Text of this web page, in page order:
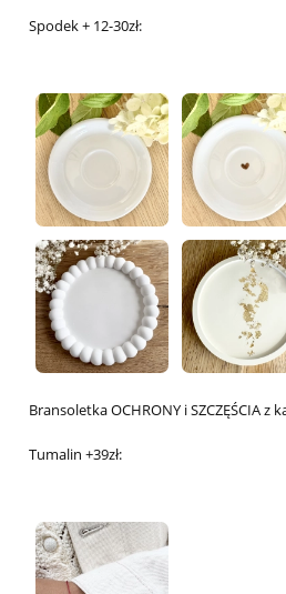
Spodek + 12-30zł:
Bransoletka OCHRONY i SZCZĘŚCIA z
Tumalin +39zł: